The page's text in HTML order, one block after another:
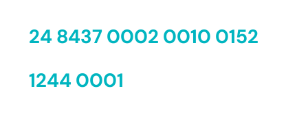
24 8437 0002 0010 0152
1244 0001